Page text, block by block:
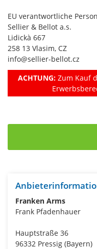
EU verantwortliche Person
Sellier & Bellot a.s.
Lidickà 667
258 13 Vlasim, CZ
info@sellier-bellot.cz
ACHTUNG:Zum Kauf
Franken Arms
Frank Pfadenhauer
Hauptstraße 36
96332 Pressig (Bayern)